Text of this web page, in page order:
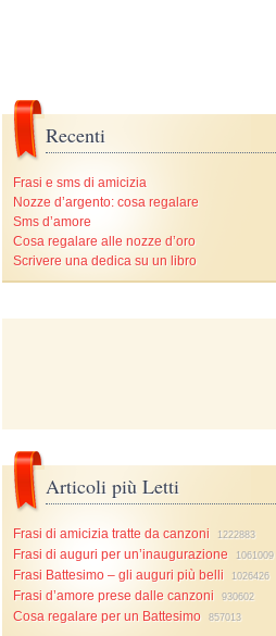
Recenti
Frasi e sms di amicizia
Nozze d’argento: cosa regalare
Sms d’amore
Cosa regalare alle nozze d’oro
Scrivere una dedica su un libro
Articoli più Letti
Frasi di amicizia tratte da canzoni 1222883
Frasi di auguri per un’inaugurazione 1061009
Frasi Battesimo – gli auguri più belli 1026426
Frasi d’amore prese dalle canzoni 930602
Cosa regalare per un Battesimo 857013